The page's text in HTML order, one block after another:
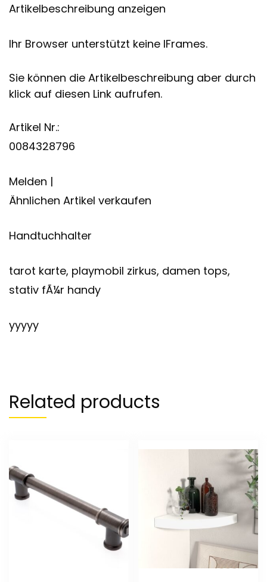
Artikelbeschreibung anzeigen
Ihr Browser unterstützt keine IFrames.
Sie können die Artikelbeschreibung aber durch
klick auf diesen Link aufrufen.
Artikel Nr.:
0084328796
Melden |
Ähnlichen Artikel verkaufen
Handtuchhalter
tarot karte, playmobil zirkus, damen tops,
stativ fÃ¼r handy
yyyyy
Related products